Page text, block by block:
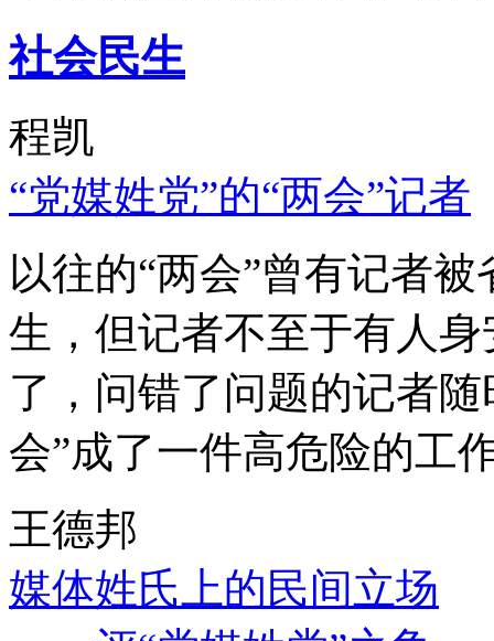
社会民生
程凯
“党媒姓党”的“两会”记者
以往的“两会”曾有记者
生，但记者不至于有人
了，问错了问题的记者
会”成了一件高危险的工
王德邦
媒体姓氏上的民间立场